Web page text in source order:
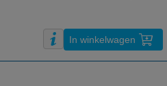
In winkelwagen